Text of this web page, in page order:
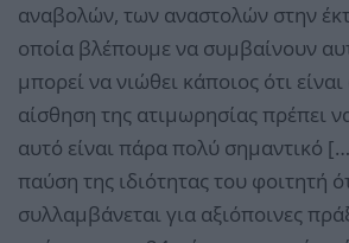
αναβολών, των αναστολών στην
οποία βλέπουμε να συμβαίνουν
μπορεί να νιώθει κάποιος ότι
αίσθηση της ατιμωρησίας πρέπει
αυτό είναι πάρα πολύ σημαντικό
παύση της ιδιότητας του φοιτητή
συλλαμβάνεται για αξιόποινες